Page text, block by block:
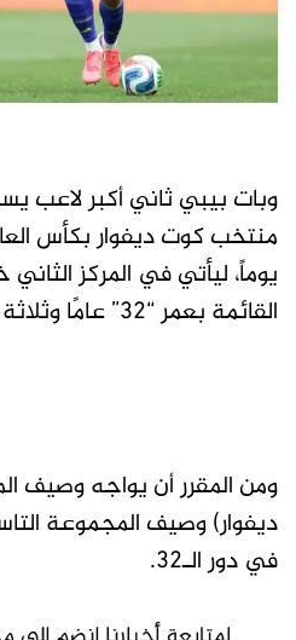
وبات بيبي ثاني أكبر لاعب
يوماً، ليأتي في المركز
القائمة بعمر “32” عامًا وثلاثة أشهر.
ومن المقرر أن يواجه وصيف
ديفوار) وصيف المجموعة
في دور الـ32.